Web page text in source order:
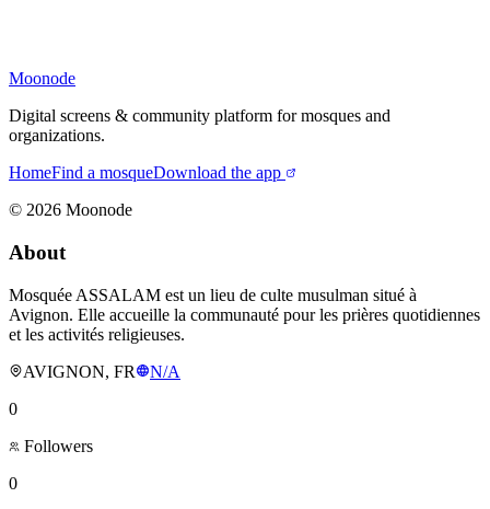
Moonode
Digital screens & community platform for mosques and
organizations.
HomeFind a mosqueDownload the app
© 2026 Moonode
About
Mosquée ASSALAM est un lieu de culte musulman situé à
Avignon. Elle accueille la communauté pour les prières quotidiennes
et les activités religieuses.
AVIGNON, FR
N/A
0
Followers
0